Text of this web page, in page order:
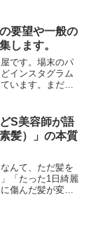
要望や一般の
します。
です。場末のパ
インスタグラム
います。まだま
S美容師が語
髪）」の本質
んて、ただ髪を
「たった1日綺麗
傷んだ髪が変わ